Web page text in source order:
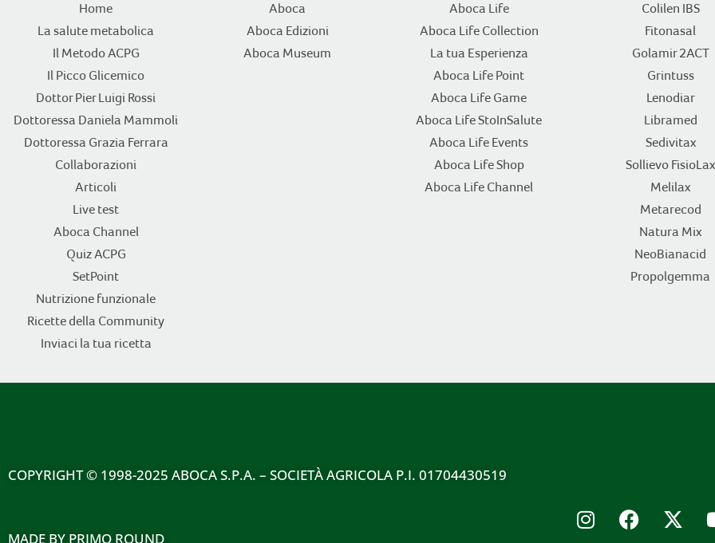
Home
La salute metabolica
Il Metodo ACPG
Il Picco Glicemico
Dottor Pier Luigi Rossi
Dottoressa Daniela Mammoli
Dottoressa Grazia Ferrara
Collaborazioni
Articoli
Live test
Aboca Channel
Quiz ACPG
SetPoint
Nutrizione funzionale
Ricette della Community
Inviaci la tua ricetta
Aboca
Aboca Edizioni
Aboca Museum
Aboca Life
Aboca Life Collection
La tua Esperienza
Aboca Life Point
Aboca Life Game
Aboca Life StoInSalute
Aboca Life Events
Aboca Life Shop
Aboca Life Channel
Colilen IBS
Fitonasal
Golamir 2ACT
Grintuss
Lenodiar
Libramed
Sedivitax
Sollievo FisioLax
Melilax
Metarecod
Natura Mix
NeoBianacid
Propolgemma
COPYRIGHT© 1998-2025 ABOCA S.P.A. – SOCIETÀ AGRICOLA P.I. 01704430519
MADE BY PRIMO ROUND